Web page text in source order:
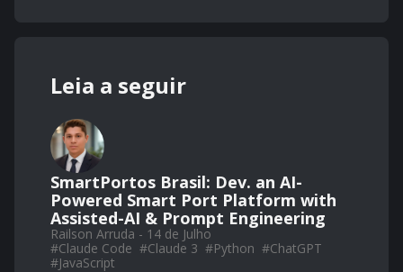
Leia a seguir
SmartPortos Brasil: Dev. an AI-
Powered Smart Port Platform with
Assisted-AI & Prompt Engineering
Railson Arruda - 14 de Julho
#Claude Code #Claude 3 #Python #ChatGPT
#JavaScript